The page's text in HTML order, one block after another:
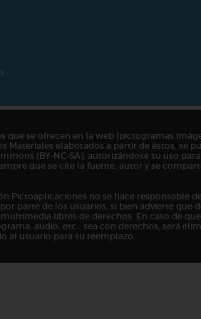
que se ofrecen en la web
Materiales elaborados a partir de éstos, se
(BY-NC-SA), autorizándose su uso
que se cite la fuente, autor y se
Pictoaplicaciones no se hace responsable
parte de los usuarios, si bien advierte que
libres de derechos. En caso de
audio, etc… sea con derechos, será
al usuario para su reemplazo.